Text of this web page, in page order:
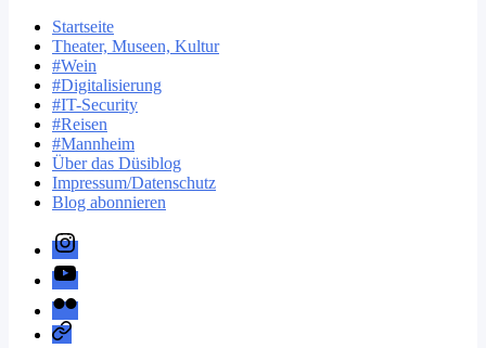
Startseite
Theater, Museen, Kultur
#Wein
#Digitalisierung
#IT-Security
#Reisen
#Mannheim
Über das Düsiblog
Impressum/Datenschutz
Blog abonnieren
instagram.com/duesiblog
youtube.com/Duesiblog
flickr.com/duesiblog
Mastodon/duesiblog